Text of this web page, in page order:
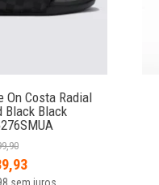
On Costa Radial
Black Black